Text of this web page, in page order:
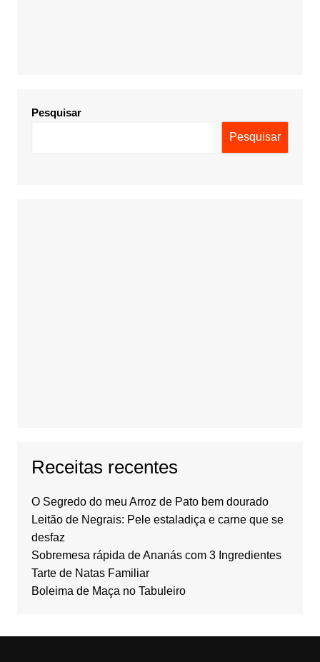
Pesquisar
Pesquisar
Receitas recentes
O Segredo do meu Arroz de Pato bem dourado
Leitão de Negrais: Pele estaladiça e carne que se
desfaz
Sobremesa rápida de Ananás com 3 Ingredientes
Tarte de Natas Familiar
Boleima de Maça no Tabuleiro